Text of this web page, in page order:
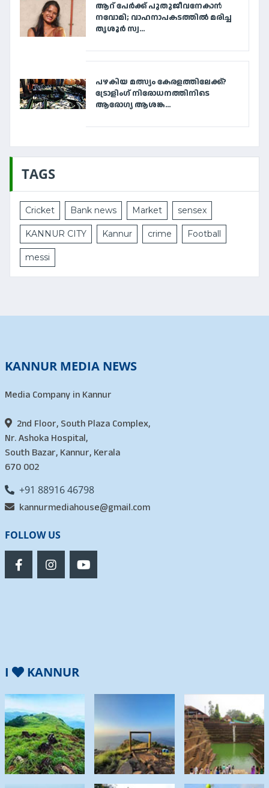
ആറ് പേര്‍ക്ക് പുതുജീവനേകാന്‍
നവോമി; വാഹനാപകടത്തില്‍ മരിച്ച
തൃശൂര്‍ സ്വ...
പഴകിയ മത്സ്യം കേരളത്തിലേക്ക്?
ട്രോളിംഗ് നിരോധനത്തിനിടെ
ആരോഗ്യ ആശങ്ക...
TAGS
Cricket Bank news Market sensex
KANNUR CITY Kannur crime Football
messi
KANNUR MEDIA NEWS
Media Company in Kannur
2nd Floor, South Plaza Complex,
Nr. Ashoka Hospital,
South Bazar, Kannur, Kerala
670 002
+91 88916 46798
kannurmediahouse@gmail.com
FOLLOW US
I KANNUR